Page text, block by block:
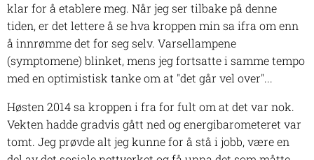
klar for å etablere meg. Når jeg ser tilbake på denne
tiden, er det lettere å se hva kroppen min sa ifra om enn
å innrømme det for seg selv. Varsellampene
(symptomene) blinket, mens jeg fortsatte i samme tempo
med en optimistisk tanke om at "det går vel over"...
Høsten 2014 sa kroppen i fra for fult om at det var nok.
Vekten hadde gradvis gått ned og energibarometeret var
tomt. Jeg prøvde alt jeg kunne for å stå i jobb, være en